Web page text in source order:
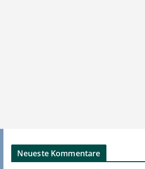
Neueste Kommentare